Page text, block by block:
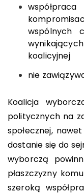
wspólnych
koalicyjnej
nie
Koalicja
politycznych na
społecznej,
dostanie się do
wyborczą
płaszczyzny
szeroką